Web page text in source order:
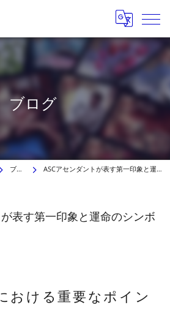
ブログ
ブログ ASCアセンダントが表す第一印象と運命のシンボル！
表す第一印象と運命のシンボ
おける重要なポイン